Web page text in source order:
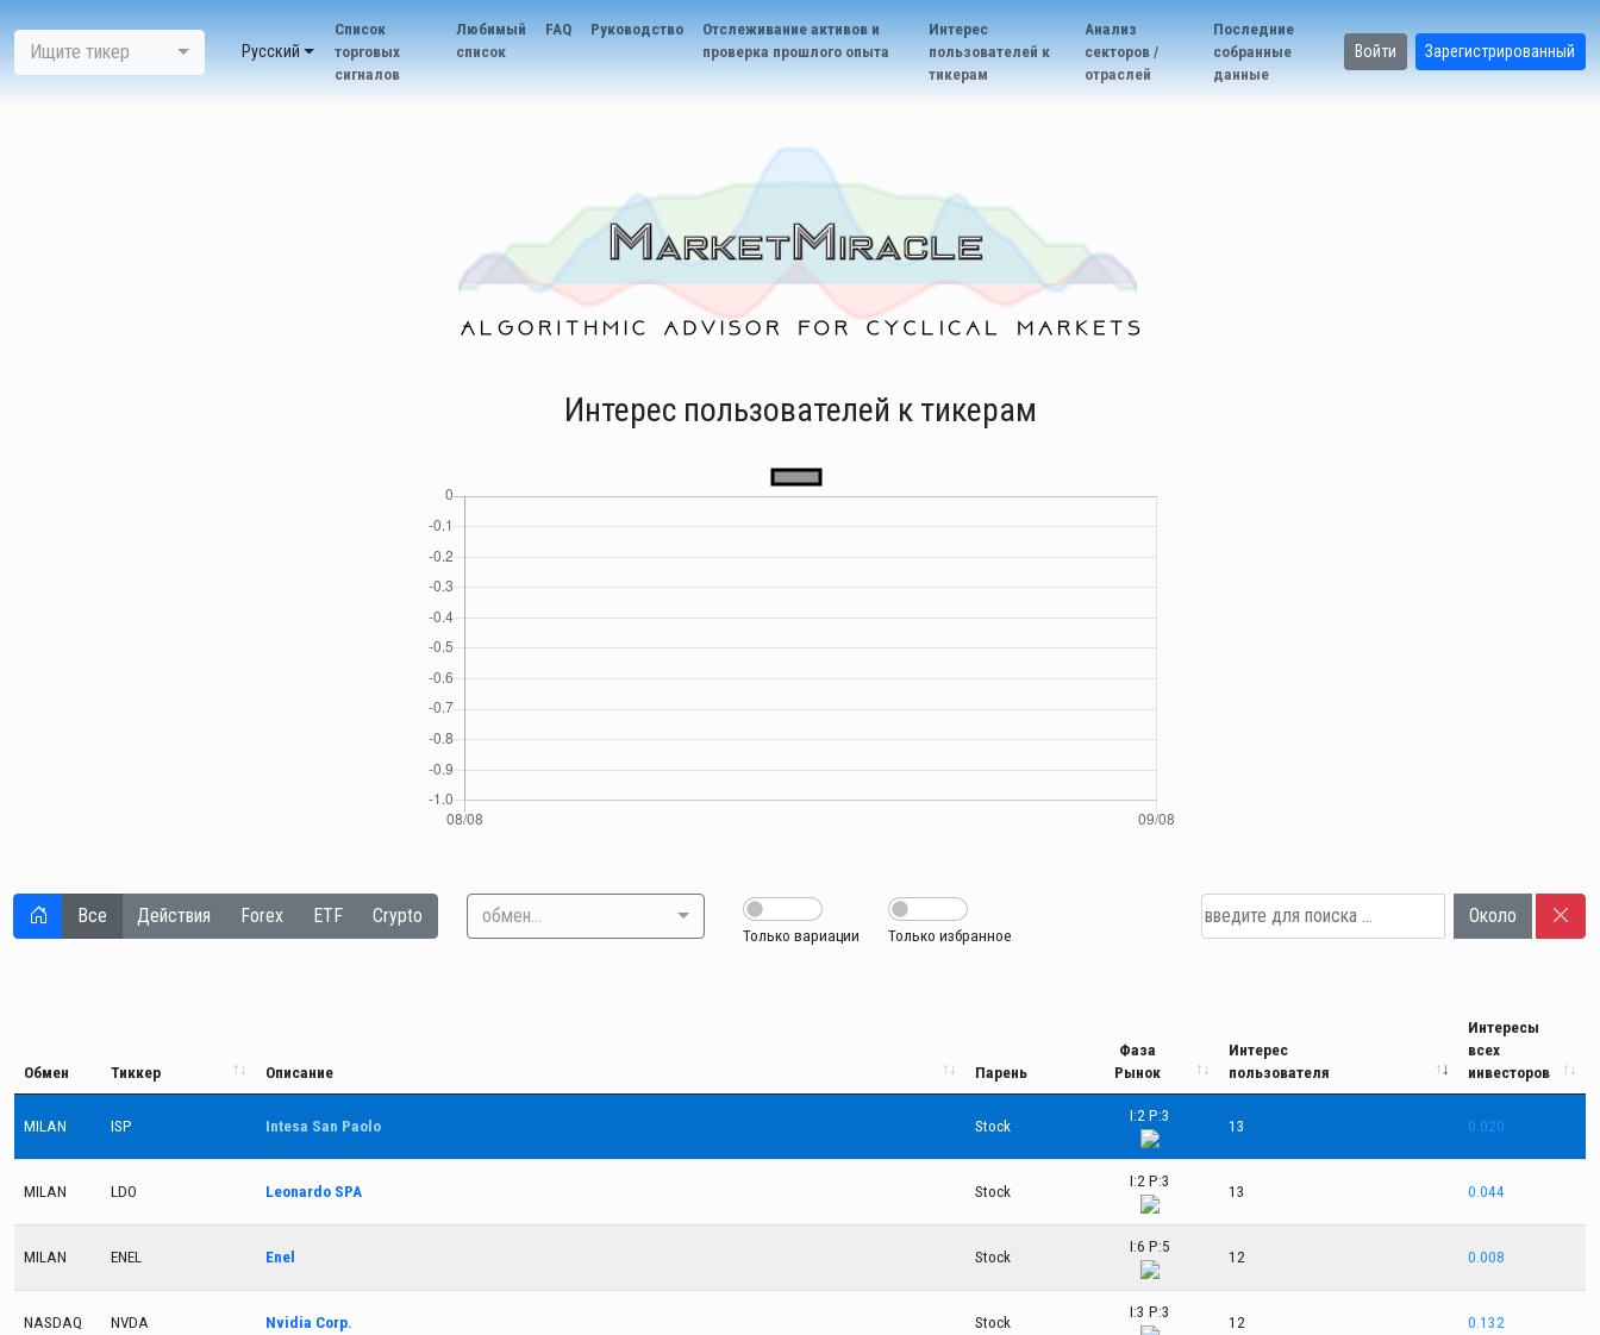
Ищите тикер Pусский
Список
торговых
сигналов
Любимый
список
FAQ Руководство
Отслеживание активов и
проверка прошлого опыта
Интерес
пользователей к
тикерам
Анализ
секторов /
отраслей
Последние
собранные
данные
Войти Зарегистрированный
Интерес пользователей к тикерам
Все Действия Forex ETF Crypto обмен...
Только вариации Только избранное
Около
Обмен Тиккер Описание Парень
Фаза
Рынок
Интерес
пользователя
Интересы
всех
инвесторов
MILAN ISP Intesa San Paolo Stock
I:2 P:3
13 0.020
MILAN LDO Leonardo SPA Stock
I:2 P:3
13 0.044
MILAN ENEL Enel Stock
I:6 P:5
12 0.008
NASDAQ NVDA Nvidia Corp. Stock
I:3 P:3
12 0.132